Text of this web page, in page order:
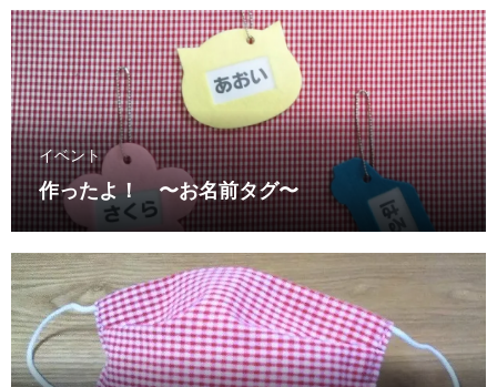
イベント
作ったよ！ 〜お名前タグ〜